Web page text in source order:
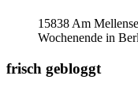
15838 Am
Wochenende in
frisch gebloggt